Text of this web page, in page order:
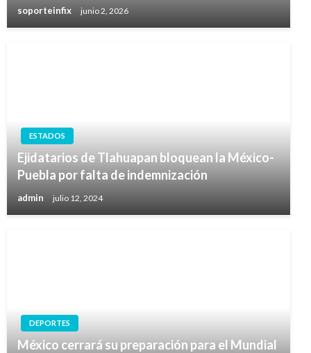
soporteinfix junio 2, 2026
ESTADOS
Ejidatarios de Tlahuapan bloquean la México-
Puebla por falta de indemnización
admin julio 12, 2024
DEPORTES
México cerrará su preparación para el Mundial